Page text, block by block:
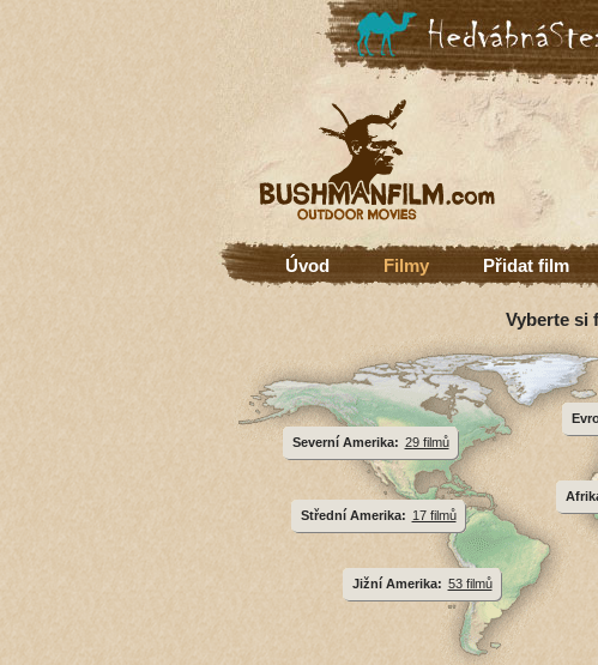
Úvod Filmy Přidat film
Vyberte si
Jižní Amerika: 53 filmů
Severní Amerika: 29 filmů
Střední Amerika: 17 filmů